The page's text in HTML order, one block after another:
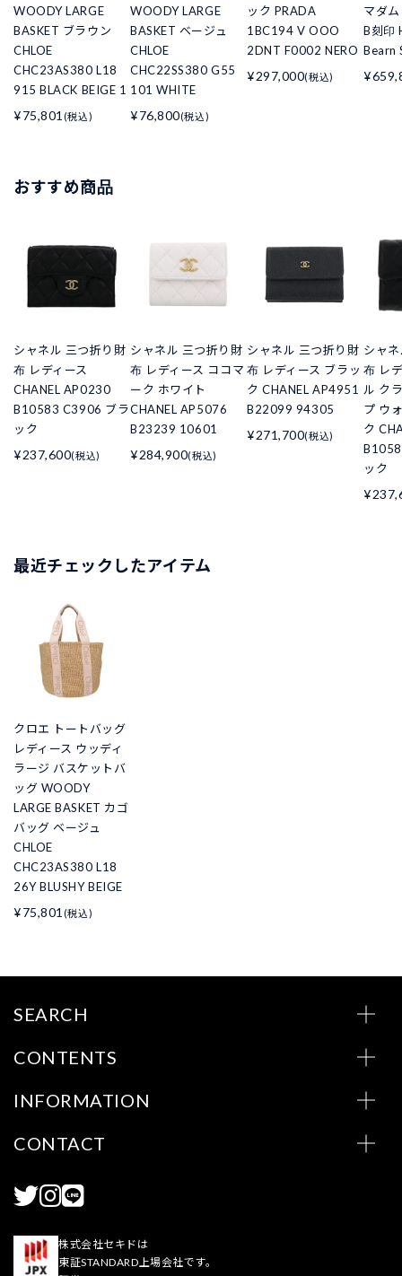
WOODY LARGE
BASKET ブラウン
CHLOE
CHC23AS380 L18
915 BLACK BEIGE 1
¥75,801 (税込)
WOODY LARGE
BASKET ベージュ
CHLOE
CHC22SS380 G55
101 WHITE
¥76,800(税込)
ック PRADA
1BC194 V OOO
2DNT F0002 NERO
¥297,000(税込)
マダ
B刻印
Bearn
おすすめ商品
シャネル 三つ折り財
布 レディース
CHANEL AP0230
B10583 C3906 ブラ
ック
¥237,600(税込)
シャネル 三つ折り財
布 レディース ココマ
ーク ホワイト
CHANEL AP5076
B23239 10601
¥284,900(税込)
シャネル 三つ折り財
布 レディース ブラッ
ク CHANEL AP4951
B22099 94305
¥271,700(税込)
シャ
布 レ
ル ク
プ ウ
ク
ック
最近チェックしたアイテム
クロエ トートバッグ
レディース ウッディ
ラージ バスケットバ
ッグ WOODY
LARGE BASKET カゴ
バッグ ベージュ
CHLOE
CHC23AS380 L18
26Y BLUSHY BEIGE
¥75,801 (税込)
SEARCH
CONTENTS
INFORMATION
CONTACT
株式会社セキドは
東証STANDARD上場会社です。